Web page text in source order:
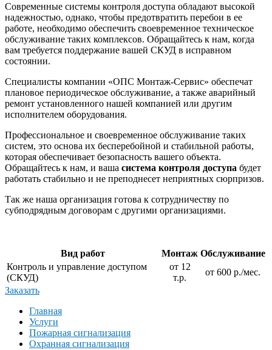
Современные системы контроля доступа обладают высокой
надежностью, однако, чтобы предотвратить перебои в ее
работе, необходимо обеспечить своевременное техническое
обслуживание таких комплексов. Обращайтесь к нам, когда
вам требуется поддержание вашей СКУД в исправном
состоянии.
Специалисты компании «ОПС Монтаж-Сервис» обеспечат
плановое периодическое обслуживание, а также аварийный
ремонт установленного нашей компанией или другим
исполнителем оборудования.
Профессиональное и своевременное обслуживание таких
систем, это основа их бесперебойной и стабильной работы,
которая обеспечивает безопасность вашего объекта.
Обращайтесь к нам, и ваша система контроля доступа будет
работать стабильно и не преподнесет неприятных сюрпризов.
Так же наша организация готова к сотрудничеству по
субподрядным договорам с другими организациями.
Вид работ Монтаж Обслуживание
Контроль и управление доступом
(СКУД)
от 12
т.р.
от 600 р./мес.
Заказать
Главная
Услуги
Пожарная сигнализация
Охранная сигнализация